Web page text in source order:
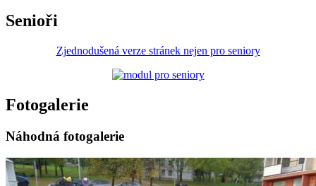
Senioři
Zjednodušená verze stránek nejen pro seniory
Fotogalerie
Náhodná fotogalerie